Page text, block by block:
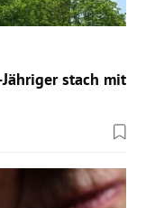
stach mit